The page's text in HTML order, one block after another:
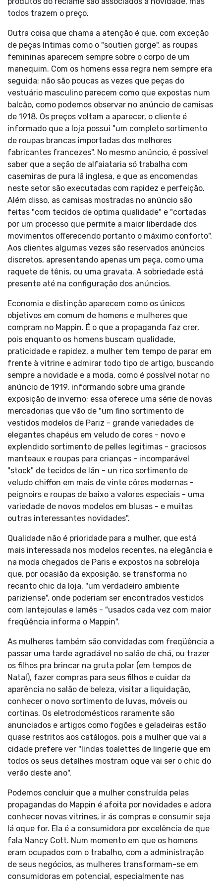
todos trazem o preço.
Outra coisa que chama a atenção é que, com exceção
de peças íntimas como o "soutien gorge", as roupas
femininas aparecem sempre sobre o corpo de um
manequim. Com os homens essa regra nem sempre era
seguida: não são poucas as vezes que peças do
vestuário masculino parecem como que expostas num
balcão, como podemos observar no anúncio de camisas
de 1918. Os preços voltam a aparecer, o cliente é
informado que a loja possui "um completo sortimento
de roupas brancas importadas dos melhores
fabricantes francezes". No mesmo anúncio, é possível
saber que a seção de alfaiataria só trabalha com
casemiras de pura lã inglesa, e que as encomendas
neste setor são executadas com rapidez e perfeição.
Além disso, as camisas mostradas no anúncio são
feitas "com tecidos de optima qualidade" e "cortadas
por um processo que permite a maior liberdade dos
movimentos offerecendo portanto o máximo conforto".
Aos clientes algumas vezes são reservados anúncios
discretos, apresentando apenas um peça, como uma
raquete de tênis, ou uma gravata. A sobriedade está
presente até na configuração dos anúncios.
Economia e distinção aparecem como os únicos
objetivos em comum de homens e mulheres que
compram no Mappin. É o que a propaganda faz crer,
pois enquanto os homens buscam qualidade,
praticidade e rapidez, a mulher tem tempo de parar em
frente à vitrine e admirar todo tipo de artigo, buscando
sempre a novidade e a moda, como é possível notar no
anúncio de 1919, informando sobre uma grande
exposição de inverno; essa oferece uma série de novas
mercadorias que vão de "um fino sortimento de
vestidos modelos de Pariz - grande variedades de
elegantes chapéus em veludo de cores - novo e
explendido sortimento de pelles legitimas - graciosos
manteaux e roupas para crianças - incomparável
"stock" de tecidos de lãn - un rico sortimento de
veludo chiffon em mais de vinte côres modernas -
peignoirs e roupas de baixo a valores especiais - uma
variedade de novos modelos em blusas - e muitas
outras interessantes novidades".
Qualidade não é prioridade para a mulher, que está
mais interessada nos modelos recentes, na elegância e
na moda chegados de Paris e expostos na sobreloja
que, por ocasião da exposição, se transforma no
recanto chic da loja, "um verdadeiro ambiente
pariziense", onde poderiam ser encontrados vestidos
com lantejoulas e lamês - "usados cada vez com maior
freqüência informa o Mappin".
As mulheres também são convidadas com freqüência a
passar uma tarde agradável no salão de chá, ou trazer
os filhos pra brincar na gruta polar (em tempos de
Natal), fazer compras para seus filhos e cuidar da
aparência no salão de beleza, visitar a liquidação,
conhecer o novo sortimento de luvas, móveis ou
cortinas. Os eletrodomésticos raramente são
anunciados e artigos como fogões e geladeiras estão
quase restritos aos catálogos, pois a mulher que vai a
cidade prefere ver "lindas toalettes de lingerie que em
todos os seus detalhes mostram oque vai ser o chic do
verão deste ano".
Podemos concluir que a mulher construída pelas
propagandas do Mappin é afoita por novidades e adora
conhecer novas vitrines, ir ás compras e consumir seja
lá oque for. Ela é a consumidora por excelência de que
fala Nancy Cott. Num momento em que os homens
eram ocupados com o trabalho, com a administração
de seus negócios, as mulheres transformam-se em
consumidoras em potencial, especialmente nas